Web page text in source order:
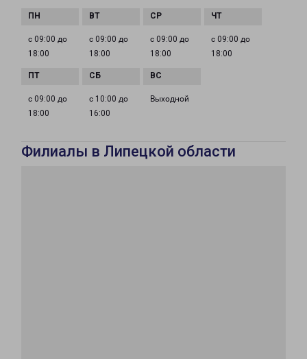
с 09:00 до
18:00
с 09:00 до
18:00
с 09:00 до
18:00
с 09:00 до
18:00
с 09:00 до
18:00
с 10:00 до
16:00
Выходной
Филиалы в Липецкой области